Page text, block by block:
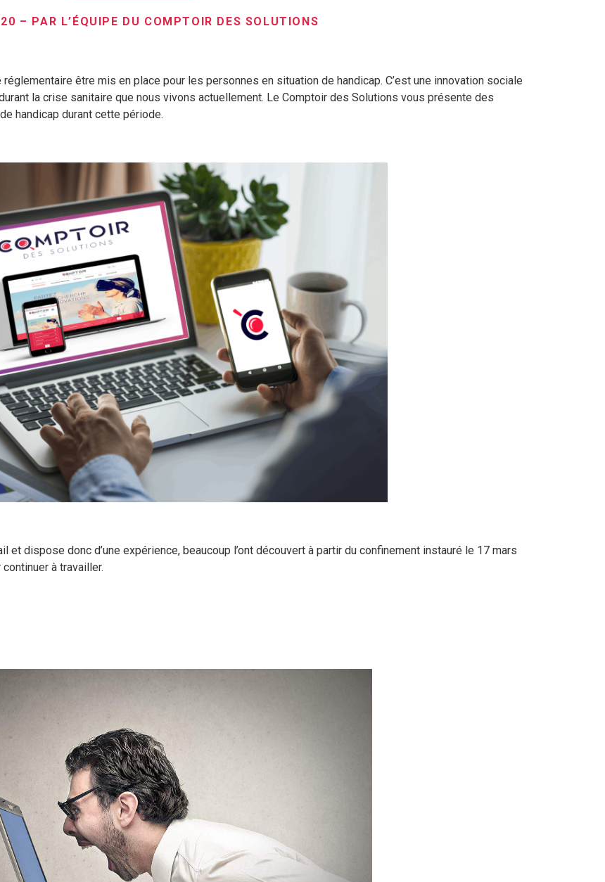
– PAR L’ÉQUIPE DU COMPTOIR DES SOLUTIONS
être mis en place pour les personnes en situation de handicap. C’est une innovation sociale
la crise sanitaire que nous vivons actuellement. Le Comptoir des Solutions vous présente des
handicap durant cette période.
dispose donc d’une expérience, beaucoup l’ont découvert à partir du confinement instauré le 17 mars
à travailler.